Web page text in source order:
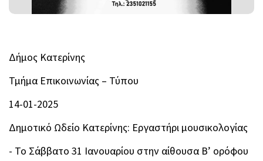
Δήμος Κατερίνης
Τμήμα Επικοινωνίας – Τύπου
14-01-2025
Δημοτικό Ωδείο Κατερίνης: Εργαστήρι μουσικολογίας
- Το Σάββατο 31 Ιανουαρίου στην αίθουσα Β’ ορόφου